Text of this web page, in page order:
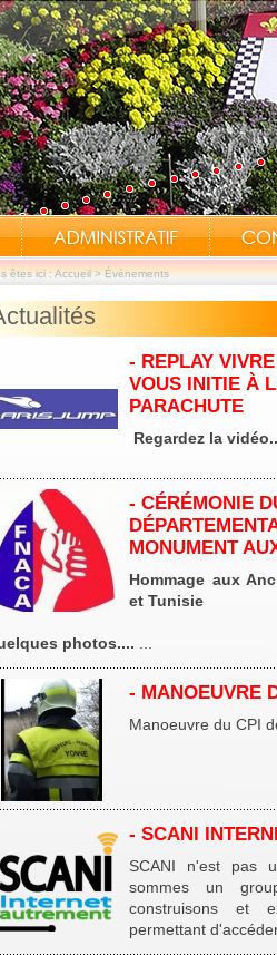
êtes ici :Accueil>Évènements
- REPLAY
VOUS INITIE À
PARACHUTE
Regardez la
- CÉRÉMONIE
MONUMENT
Hommage aux
et Tunisie
photos....
- MANOEUVRE
Manoeuvre du CPI
- SCANI
SCANI n'est pas
sommes un
construisons et
permettant